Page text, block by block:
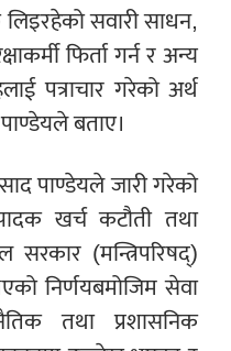
सवारी साधन,
फिर्ता गर्न र अन्य
पत्राचार गरेको अर्थ
बताए।
पाण्डेयले जारी गरेको
खर्च कटौती तथा
सरकार (मन्त्रिपरिषद्)
निर्णयबमोजिम सेवा
तथा प्रशासनिक